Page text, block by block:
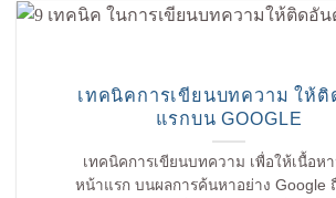
เทคนิคการเขียนบทความ ให้ติ
แรกบน GOOGLE
เทคนิคการเขียนบทความ เพื่อให้เนื้อห
หน้าแรก บนผลการค้นหาอย่าง Google